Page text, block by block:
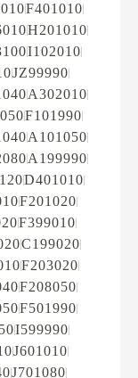
F401010
H201010
I102010
JZ99990
A302010
F101990
A101050
A199990
D401010
F201020
F399010
C199020
F203020
F208050
F501990
I599990
J601010
J701080